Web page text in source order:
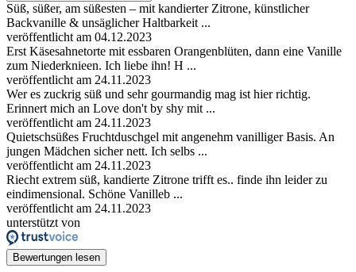
Süß, süßer, am süßesten – mit kandierter Zitrone, künstlicher
Backvanille & unsäglicher Haltbarkeit ...
veröffentlicht am 04.12.2023
Erst Käsesahnetorte mit essbaren Orangenblüten, dann eine Vanille
zum Niederknieen. Ich liebe ihn! H ...
veröffentlicht am 24.11.2023
Wer es zuckrig süß und sehr gourmandig mag ist hier richtig.
Erinnert mich an Love don't by shy mit ...
veröffentlicht am 24.11.2023
Quietschsüßes Fruchtduschgel mit angenehm vanilliger Basis. An
jungen Mädchen sicher nett. Ich selbs ...
veröffentlicht am 24.11.2023
Riecht extrem süß, kandierte Zitrone trifft es.. finde ihn leider zu
eindimensional. Schöne Vanilleb ...
veröffentlicht am 24.11.2023
unterstützt von
Bewertungen lesen